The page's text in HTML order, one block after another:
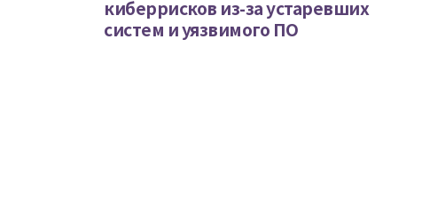
киберрисков из-за устаревших
систем и уязвимого ПО